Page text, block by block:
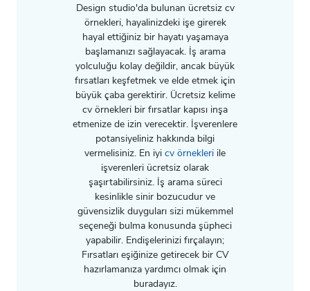
Design studio'da bulunan ücretsiz cv
örnekleri̇, hayalinizdeki işe girerek
hayal ettiğiniz bir hayatı yaşamaya
başlamanızı sağlayacak. İş arama
yolculuğu kolay değildir, ancak büyük
fırsatları keşfetmek ve elde etmek için
büyük çaba gerektirir. Ücretsiz kelime
cv örnekleri̇ bir fırsatlar kapısı inşa
etmenize de izin verecektir. İşverenlere
potansiyeliniz hakkında bilgi
vermelisiniz. En iyi cv örnekleri̇ ile
işverenleri ücretsiz olarak
şaşırtabilirsiniz. İş arama süreci
kesinlikle sinir bozucudur ve
güvensizlik duyguları sizi mükemmel
seçeneği bulma konusunda şüpheci
yapabilir. Endişelerinizi fırçalayın;
Fırsatları eşiğinize getirecek bir CV
hazırlamanıza yardımcı olmak için
buradayız.